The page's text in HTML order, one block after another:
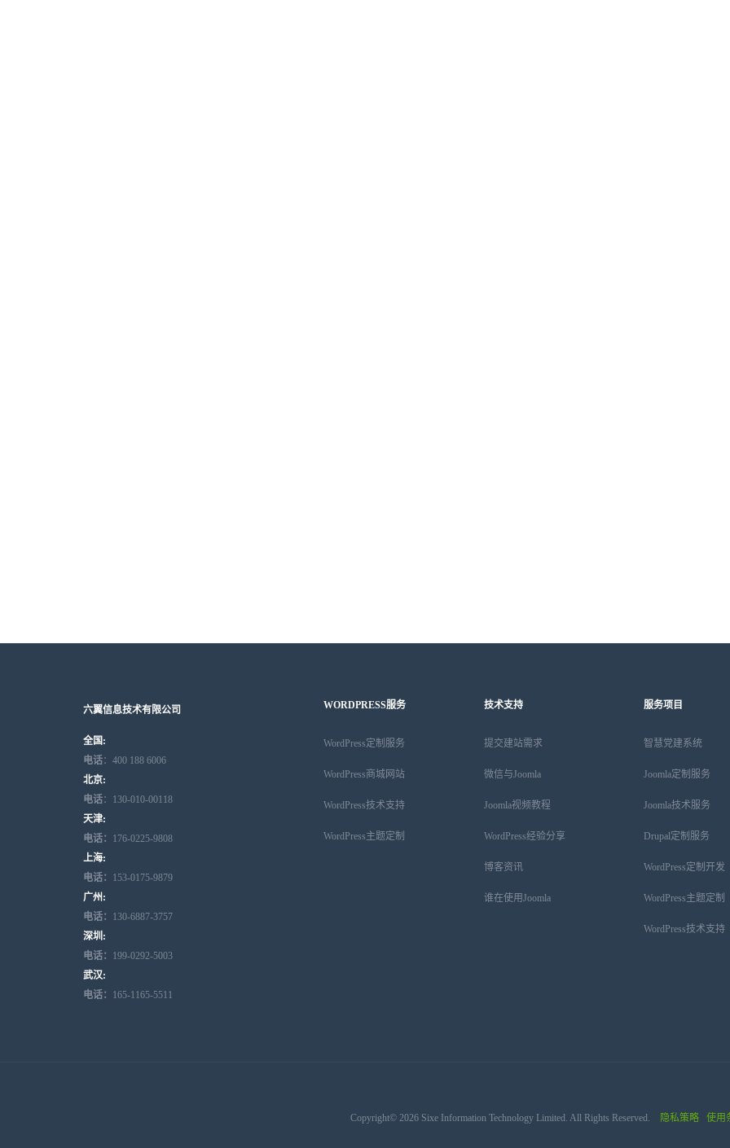
六翼信息技术有限公司
全国:
电话：400 188 6006
北京:
电话：130-010-00118
天津:
电话： 176-0225-9808
上海:
电话： 153-0175-9879
广州:
电话： 130-6887-3757
深圳:
电话： 199-0292-5003
武汉:
电话： 165-1165-5511
WORDPRESS服务
WordPress定制服务
WordPress商城网站
WordPress技术支持
WordPress主题定制
技术支持
提交建站需求
微信与Joomla
Joomla视频教程
WordPress经验分享
博客资讯
谁在使用Joomla
服务项目
智慧党建系统
Joomla定制服务
Joomla技术服务
Drupal定制服务
WordPress定制开发
WordPress主题定制
WordPress技术支持
Copyright© 2026 Sixe Information Technology Limited. All Rights Reserved. 隐私策略 使用